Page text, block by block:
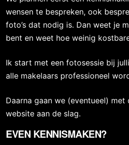
wensen te bespreken, ook
foto’s dat nodig is. Dan weet je
bent en weet hoe weinig
Ik start met een fotosessie bij
alle makelaars professioneel
Daarna gaan we (eventueel) met
website aan de slag.
EVEN KENNISMAKEN?